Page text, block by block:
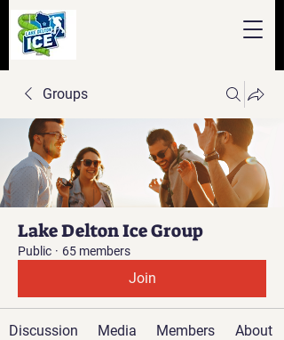
Groups
Lake Delton Ice Group
Public · 65 members
Join
Discussion Media Members About